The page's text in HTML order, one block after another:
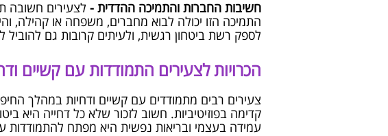
חשיבות החברות והתמיכה ההדדית - לצעירים חשובה
התמיכה הזו יכולה לבוא מחברים, משפחה או קהילה,
לספק רשת ביטחון רגשית, ולעיתים קרובות גם להוביל
הכרויות לצעירים התמודדות עם קשיים
צעירים רבים מתמודדים עם קשיים ודחיות במהלך
קדימה בפוזיטיביות. חשוב לזכור שלא כל דחייה
עמידה בעצמי ובריאות נפשית היא מפתח להתמודדות